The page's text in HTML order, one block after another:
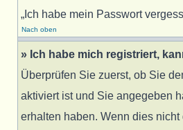
„Ich habe mein Passwort
Nach oben
» Ich habe mich registriert,
Überprüfen Sie zuerst, ob Sie
aktiviert ist und Sie angegeben
erhalten haben. Wenn dies